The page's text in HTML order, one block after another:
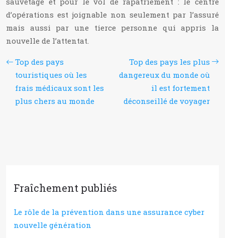
d’opérations est joignable non seulement par l’assuré
mais aussi par une tierce personne qui appris la
nouvelle de l’attentat.
Top des pays
touristiques où les
frais médicaux sont les
plus chers au monde
Top des pays les plus
dangereux du monde où
il est fortement
déconseillé de voyager
Fraîchement publiés
Le rôle de la prévention dans une assurance cyber
nouvelle génération